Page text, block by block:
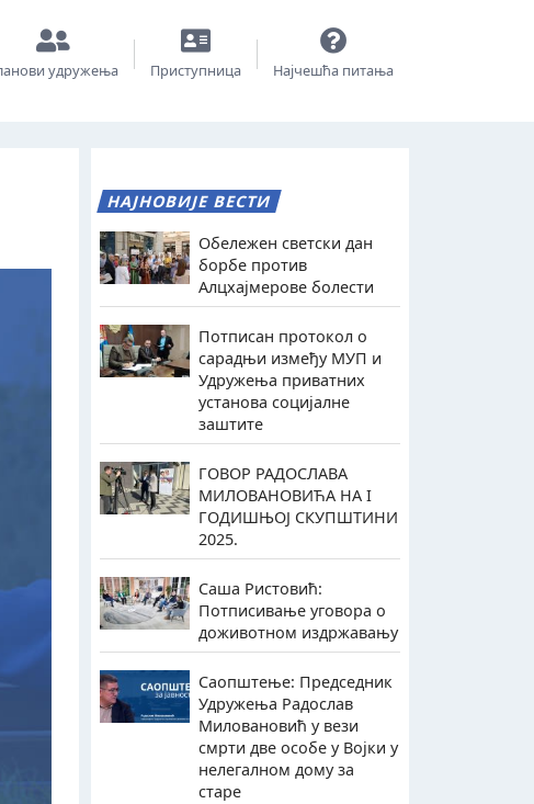
удружења Приступница Најчешћа питања
НАЈНОВИЈЕ ВЕСТИ
Обележен светски дан
борбе против
Алцхајмерове болести
Потписан протокол о
сарадњи између МУП и
Удружења приватних
установа социјалне
заштите
ГОВОР РАДОСЛАВА
МИЛОВАНОВИЋА НА I
ГОДИШЊОЈ СКУПШТИНИ
2025.
Саша Ристовић:
Потписивање уговора о
доживотном издржавању
Саопштење: Председник
Удружења Радослав
Миловановић у вези
смрти две особе у Војки у
нелегалном дому за
старе